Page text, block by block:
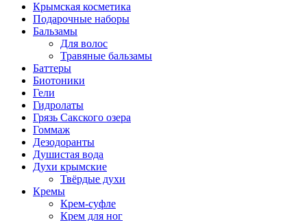
Крымская косметика
Подарочные наборы
Бальзамы
Для волос
Травяные бальзамы
Баттеры
Биотоники
Гели
Гидролаты
Грязь Сакского озера
Гоммаж
Дезодоранты
Душистая вода
Духи крымские
Твёрдые духи
Кремы
Крем-суфле
Крем для ног